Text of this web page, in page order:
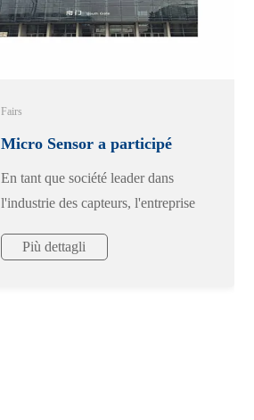
Fairs
Micro Sensor a participé
avec succès au 27ème salon
MICONEX
En tant que société leader dans
l'industrie des capteurs, l'entreprise
participer au 27ème salon
Più dettagli